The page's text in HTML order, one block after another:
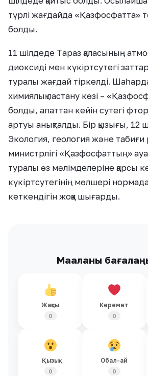
түрлі жағдайда «Қазфосфатта»
болды.
11 шілдеде Тараз қаласының
диоксиді мен күкіртсутегі
туралы жағдай тіркелді.
химиялық ластану көзі –
болды, апаттан кейін сутегі
артуы анықталды. Бір қызығы, 12
Экология, геология және табиғи
министрлігі «Қазфосфаттың»
туралы өз мәлімделеріне қарсы
күкіртсутегінің мөлшері
кеткендігін жоққа шығарды.
Мақаланы
Жақсы
0
Керемет
0
Қызық
0
Обал-ай
0